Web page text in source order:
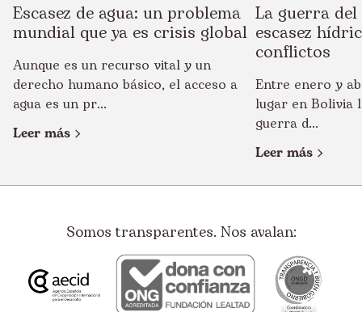
Escasez de agua: un problema
mundial que ya es crisis global
Aunque es un recurso vital y un
derecho humano básico, el acceso a
agua es un pr...
Leer más
La guerra
escasez
conflictos
Entre enero y
lugar en Bolivia
guerra d...
Leer más
Somos transparentes. Nos avalan: